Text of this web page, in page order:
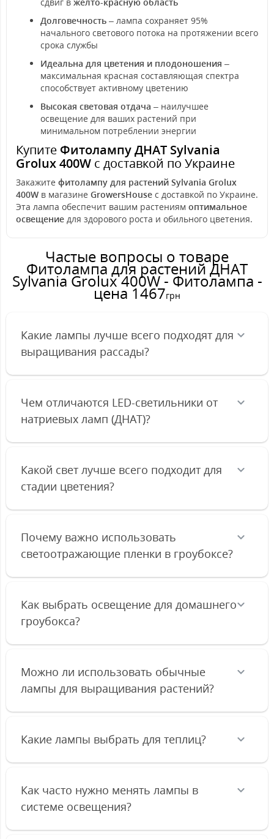
Долговечность – лампа сохраняет 95%
начального светового потока на протяжении всего
срока службы
Идеальна для цветения и плодоношения –
максимальная красная составляющая спектра
способствует активному цветению
Высокая световая отдача – наилучшее
освещение для ваших растений при
минимальном потреблении энергии
Купите Фитолампу ДНАТ Sylvania
Grolux 400W с доставкой по Украине
Закажите фитолампу для растений Sylvania Grolux
400W в магазине GrowersHouse с доставкой по Украине.
Эта лампа обеспечит вашим растениям оптимальное
освещение для здорового роста и обильного цветения.
Частые вопросы о товаре
Фитолампа для растений ДНАТ
Sylvania Grolux 400W - Фитолампа -
цена 1467грн
Какие лампы лучше всего подходят для
выращивания рассады?
Чем отличаются LED-светильники от
натриевых ламп (ДНАТ)?
Какой свет лучше всего подходит для
стадии цветения?
Почему важно использовать
светоотражающие пленки в гроубоксе?
Как выбрать освещение для домашнего
гроубокса?
Можно ли использовать обычные
лампы для выращивания растений?
Какие лампы выбрать для теплиц?
Как часто нужно менять лампы в
системе освещения?